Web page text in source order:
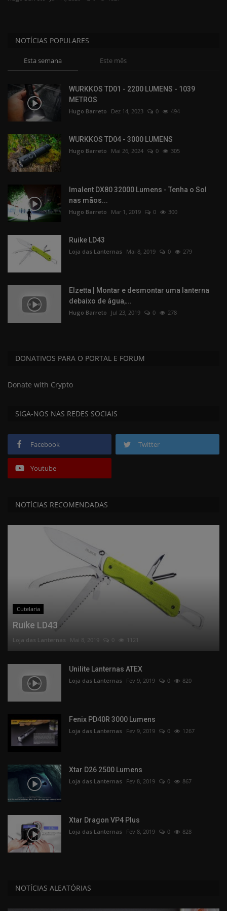
Apoio Desporto
Comunidade
NOTÍCIAS POPULARES
Esta semana Este mês
WURKKOS TD01 - 2200 LUMENS - 1039
METROS
Hugo Barreto Dez 14, 2023 0 494
WURKKOS TD04 - 3000 LUMENS
Hugo Barreto Mai 26, 2024 0 305
Imalent DX80 32000 Lumens - Tenha o Sol
nas mãos...
Hugo Barreto Mar 1, 2019 0 300
Ruike LD43
Loja das Lanternas Mai 8, 2019 0 279
Elzetta | Montar e desmontar uma lanterna
debaixo de água,...
Hugo Barreto Jul 23, 2019 0 278
DONATIVOS PARA O PORTAL E FORUM
Donate with Crypto
SIGA-NOS NAS REDES SOCIAIS
Facebook Twitter
Youtube
NOTÍCIAS RECOMENDADAS
Cutelaria
Ruike LD43
Loja das Lanternas Mai 8, 2019 0 1121
Unilite Lanternas ATEX
Loja das Lanternas Fev 9, 2019 0 820
Fenix PD40R 3000 Lumens
Loja das Lanternas Fev 9, 2019 0 1267
Xtar D26 2500 Lumens
Loja das Lanternas Fev 8, 2019 0 867
Xtar Dragon VP4 Plus
Loja das Lanternas Fev 8, 2019 0 828
NOTÍCIAS ALEATÓRIAS